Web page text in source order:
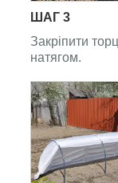
ШАГ 3
Закріпити
натягом.